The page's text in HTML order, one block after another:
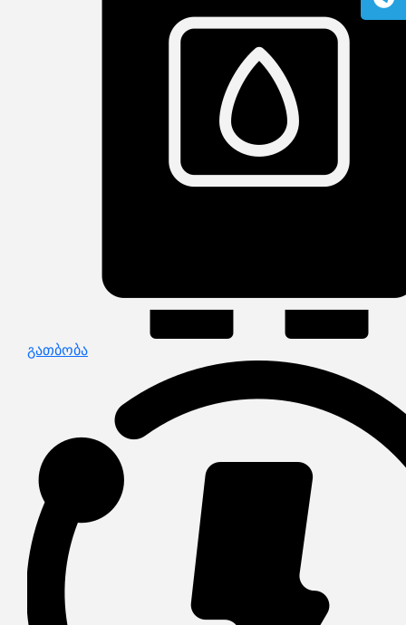
გათბობის სისტემის მაკომპლექტებლები
ავარიული ციმციმები ხმოვანი ზარები
დენისა და ძაბვის მექანიზმები
სადენის არხები და აქსესუარები
ელექტრო სადენის დოლურა
ელექტრო საკომუნიკაციო სადენები
მწერების საკლავი და სათადარიგო ნათურები
სადენის საკონტაქტო ელემენტი ჯგუფი
ტუმბოები და აქსესუარები
ელექტრო კარადები
ძაბვის რეგულატორი და სათადარიგო ნაწილები
ელექტრო სამონტაჟო ხელსაწყოები
საკანალიზაციო მილები და ფიტინგები
გათბობა